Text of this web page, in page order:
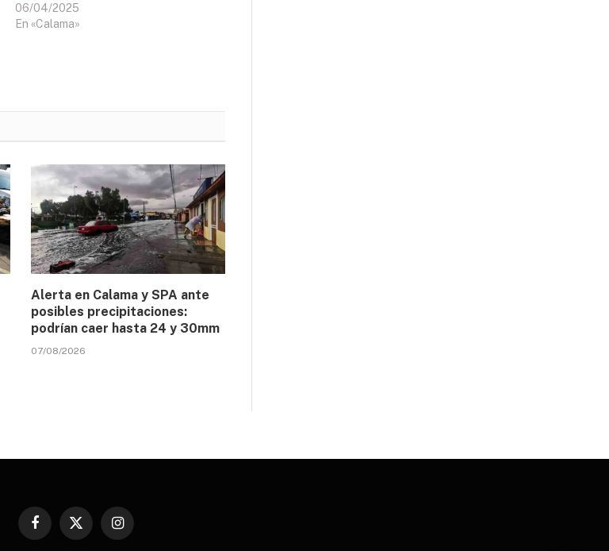
06/04/2025
En «Calama»
Alerta en Calama y SPA ante
posibles precipitaciones:
podrían caer hasta 24 y 30mm
07/08/2026
Facebook
X
Instagram